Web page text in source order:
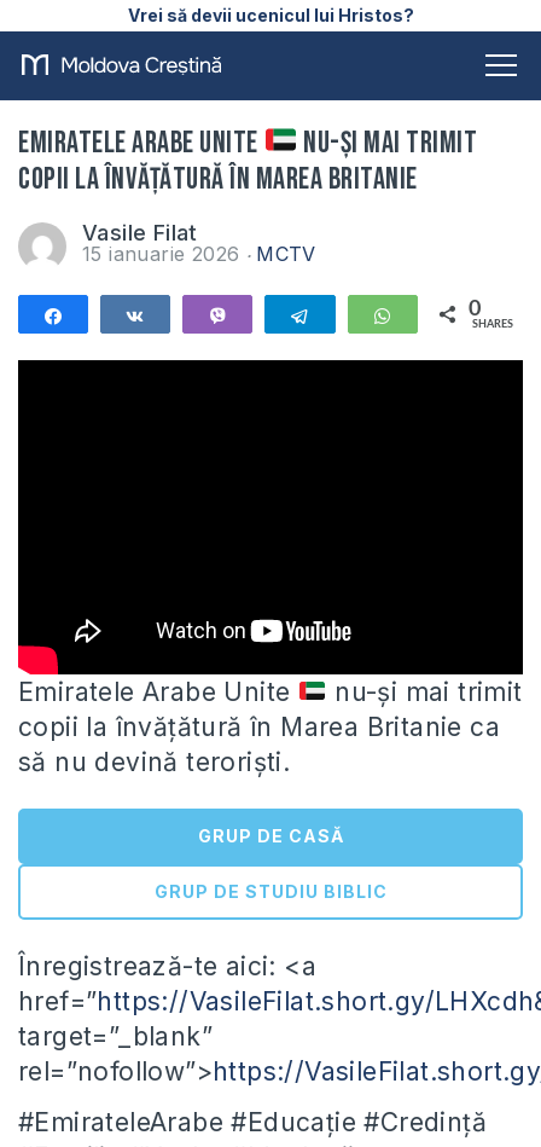
Vrei să devii ucenicul lui Hristos?
Emiratele Arabe Unite
nu-și mai trimit
copii la învățătură în Marea Britanie
Vasile Filat
15 ianuarie 2026 MCTV
Telegram WhatsApp
0
SHARES
Emiratele Arabe Unite
nu-și mai trimit
copii la învățătură în Marea Britanie ca
să nu devină teroriști.
GRUP DE CASĂ
GRUP DE STUDIU BIBLIC
Înregistrează-te aici: <a
href=”https://VasileFilat.short.gy/
target=”_blank”
rel=”nofollow”>https://
#EmirateleArabe #Educație #Credință